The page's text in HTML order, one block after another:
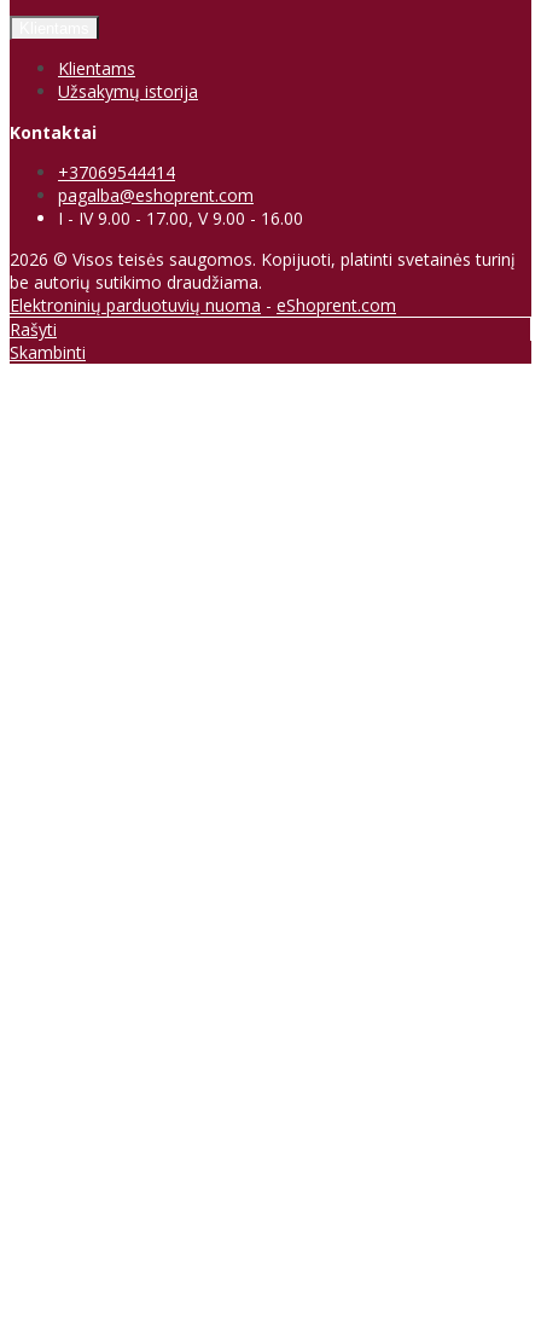
Klientams
Užsakymų istorija
Kontaktai
+37069544414
pagalba@eshoprent.com
I - IV 9.00 - 17.00, V 9.00 - 16.00
2026 © Visos teisės saugomos. Kopijuoti, platinti svetainės turinį
be autorių sutikimo draudžiama.
Elektroninių parduotuvių nuoma - eShoprent.com
Rašyti
Skambinti